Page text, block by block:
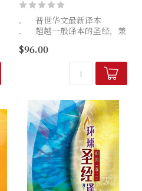
． 普世华文最新译本
． 超越一般译本的圣经，兼
． 以现代汉语清楚表达圣经
$96.00